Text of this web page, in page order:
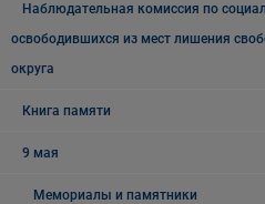
Наблюдательная комиссия по
освободившихся из мест лишения
округа
Книга памяти
9 мая
Мемориалы и памятники